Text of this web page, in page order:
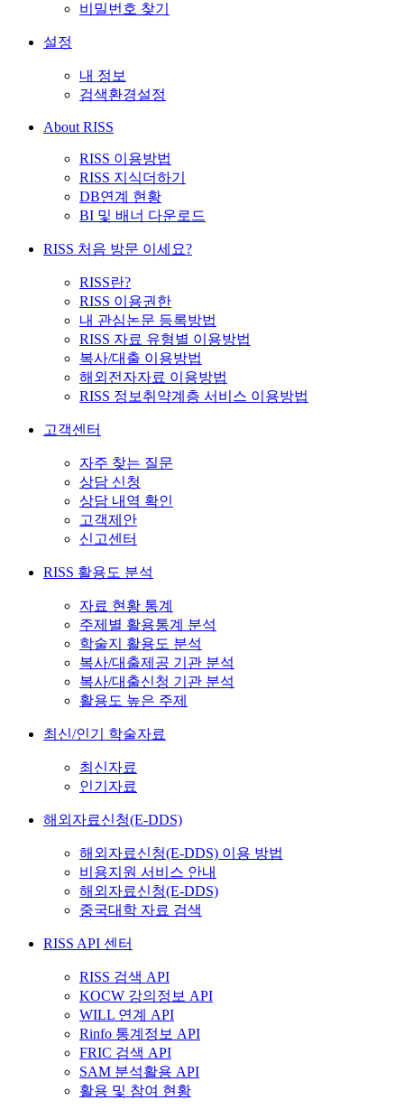
비밀번호 찾기
설정
내 정보
검색환경설정
About RISS
RISS 이용방법
RISS 지식더하기
DB연계 현황
BI 및 배너 다운로드
RISS 처음 방문 이세요?
RISS란?
RISS 이용권한
내 관심논문 등록방법
RISS 자료 유형별 이용방법
복사/대출 이용방법
해외전자자료 이용방법
RISS 정보취약계층 서비스 이용방법
고객센터
자주 찾는 질문
상담 신청
상담 내역 확인
고객제안
신고센터
RISS 활용도 분석
자료 현황 통계
주제별 활용통계 분석
학술지 활용도 분석
복사/대출제공 기관 분석
복사/대출신청 기관 분석
활용도 높은 주제
최신/인기 학술자료
최신자료
인기자료
해외자료신청(E-DDS)
해외자료신청(E-DDS) 이용 방법
비용지원 서비스 안내
해외자료신청(E-DDS)
중국대학 자료 검색
RISS API 센터
RISS 검색 API
KOCW 강의정보 API
WILL 연계 API
Rinfo 통계정보 API
FRIC 검색 API
SAM 분석활용 API
활용 및 참여 현황